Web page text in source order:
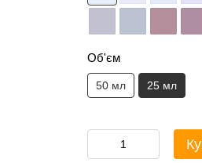
Об'єм
50 мл 25 мл